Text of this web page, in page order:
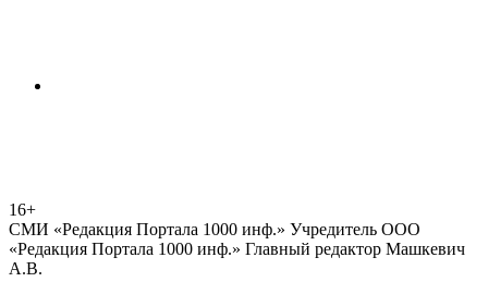
16+
СМИ «Редакция Портала 1000 инф.» Учредитель ООО
«Редакция Портала 1000 инф.» Главный редактор Машкевич
А.В.